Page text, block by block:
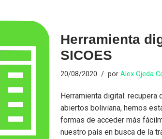
Herramienta
SICOES
20/08/2020 porAlex Ojeda
Herramienta digital: recupera
abiertos boliviana, hemos
formas de acceder más
nuestro país en busca de la